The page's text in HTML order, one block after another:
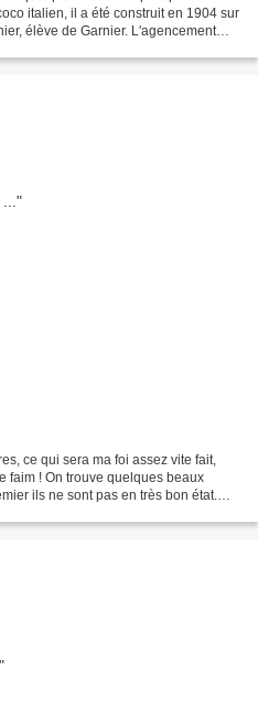
italien, il a été construit en 1904 sur
élève de Garnier. L'agencement
ce qui sera ma foi assez vite fait,
faim ! On trouve quelques beaux
ils ne sont pas en très bon état.